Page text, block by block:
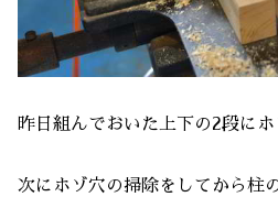
昨日組んでおいた上下の2段にホ
次にホゾ穴の掃除をしてから柱